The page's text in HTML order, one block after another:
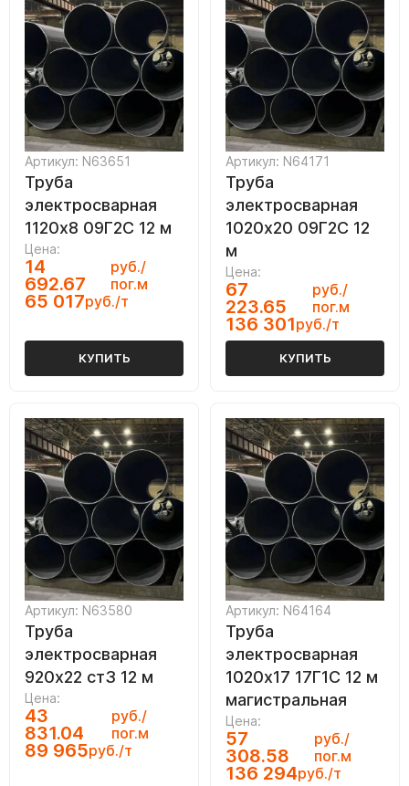
Артикул: N63651
Труба
электросварная
1120х8 09Г2С 12 м
Цена:
14
692.67
руб./
пог.м
65 017руб./т
КУПИТЬ
Артикул: N64171
Труба
электросварная
1020х20 09Г2С 12
м
Цена:
67
223.65
руб./
пог.м
136 301руб./т
КУПИТЬ
Артикул: N63580
Труба
электросварная
920х22 ст3 12 м
Цена:
43
831.04
руб./
пог.м
89 965руб./т
Артикул: N64164
Труба
электросварная
1020х17 17Г1С 12 м
магистральная
Цена:
57
308.58
руб./
пог.м
136 294руб./т